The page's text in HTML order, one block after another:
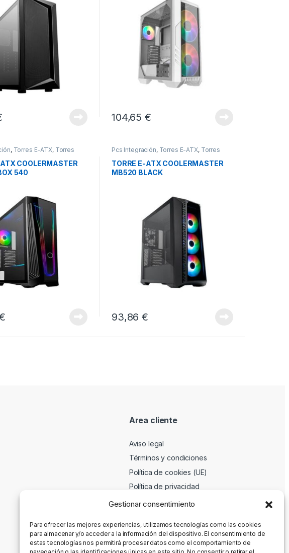
Gestionar consentimiento
Para ofrecer las mejores experiencias, utilizamos tecnologías como las cookies
para almacenar y/o acceder a la información del dispositivo. El consentimiento de
estas tecnologías nos permitirá procesar datos como el comportamiento de
104,65 €
, Torres E-ATX, Torres
COOLERMASTER
540
Pcs Integración, Torres E-ATX, Torres
Sobremesa
TORRE E-ATX COOLERMASTER
MB520 BLACK
93,86€
Area cliente
Aviso legal
Términos y condiciones
Política de cookies (UE)
Política de privacidad